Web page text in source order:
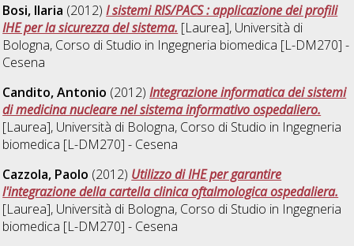
Bosi, Ilaria (2012)I sistemi RIS/PACS : applicazione dei profili
IHE per la sicurezza del sistema. [Laurea], Università di
Bologna, Corso di Studio in Ingegneria biomedica [L-DM270] -
Cesena
Candito, Antonio (2012)Integrazione informatica dei sistemi
di medicina nucleare nel sistema informativo ospedaliero.
[Laurea], Università di Bologna, Corso di Studio in Ingegneria
biomedica [L-DM270] - Cesena
Cazzola, Paolo (2012) Utilizzo di IHE per garantire
l'integrazione della cartella clinica oftalmologica ospedaliera.
[Laurea], Università di Bologna, Corso di Studio in Ingegneria
biomedica [L-DM270] - Cesena